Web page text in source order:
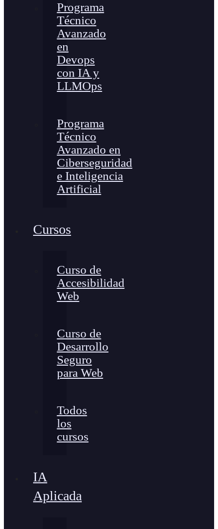
Programa
Técnico
Avanzado
en
Devops
con IA y
LLMOps
Programa
Técnico
Avanzado en
Ciberseguridad
e Inteligencia
Artificial
Cursos
Curso de
Accesibilidad
Web
Curso de
Desarrollo
Seguro
para Web
Todos
los
cursos
IA
Aplicada